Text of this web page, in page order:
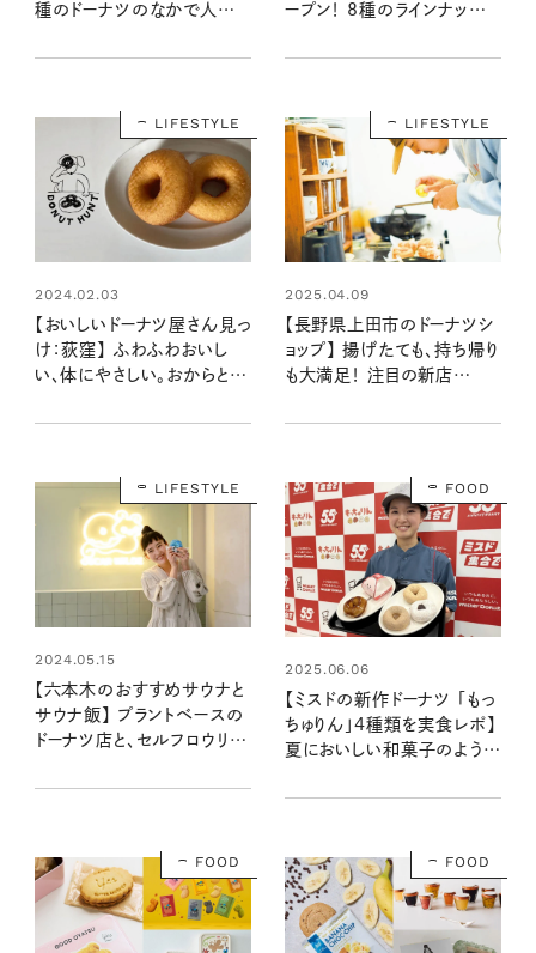
種のドーナツのなかで人気
チェック！：おいしいドーナツ
ープン！ 8種のラインナップと
しいドーナツ屋さん見っけ＠
LIFESTYLE
2024.02.03
【おいしいドーナツ屋さん見っ
け：荻窪】 ふわふわおいし
い、体にやさしい。おからと豆
LIFESTYLE
2025.04.09
【長野県上田市のドーナツシ
ョップ】 揚げたても、持ち帰り
も大満足！ 注目の新店
LIFESTYLE
2024.05.15
【六本木のおすすめサウナと
サウナ飯】 プラントベースの
ドーナツ店と、セルフロウリュ
布」：清水みさとの食いしん
FOOD
2025.06.06
【ミスドの新作ドーナツ 「もっ
ちゅりん」4種類を実食レポ】
夏においしい和菓子のよう。
驚き！
FOOD FOOD